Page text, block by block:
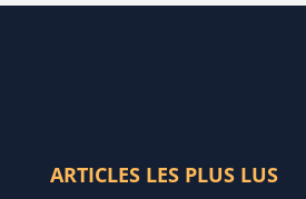
ARTICLES LES PLUS LUS